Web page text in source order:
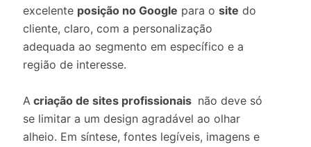
excelente posição no Google para o site do
cliente, claro, com a personalização
adequada ao segmento em específico e a
região de interesse.
A criação de sites profissionais não deve só
se limitar a um design agradável ao olhar
alheio. Em síntese, fontes legíveis, imagens e